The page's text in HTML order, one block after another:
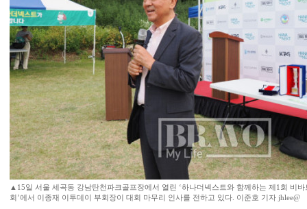
▲15일 서울 세곡동 강남탄천파크골프장에서 열린 ‘하나더넥스트와 함께하는 제1회 비
회’에서 이종재 이투데이 부회장이 대회 마무리 인사를 전하고 있다. 이준호 기자 jhlee@